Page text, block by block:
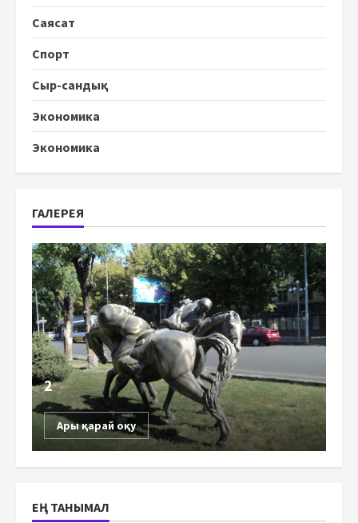
Саясат
Спорт
Сыр-сандық
Экономика
Экономика
ГАЛЕРЕЯ
2
Ары қарай оқу
ЕҢ ТАНЫМАЛ